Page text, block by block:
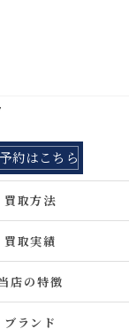
約はこちら
買取方法
買取実績
店の特徴
ブランド